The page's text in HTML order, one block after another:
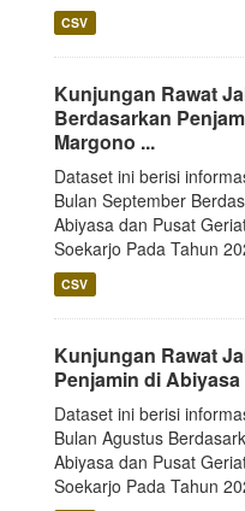
CSV
Kunjungan Rawat
Berdasarkan
Margono ...
Dataset ini berisi
Bulan September
Abiyasa dan Pusat
Soekarjo Pada Tahun
CSV
Kunjungan Rawat
Penjamin di
Dataset ini berisi
Bulan Agustus
Abiyasa dan Pusat
Soekarjo Pada Tahun